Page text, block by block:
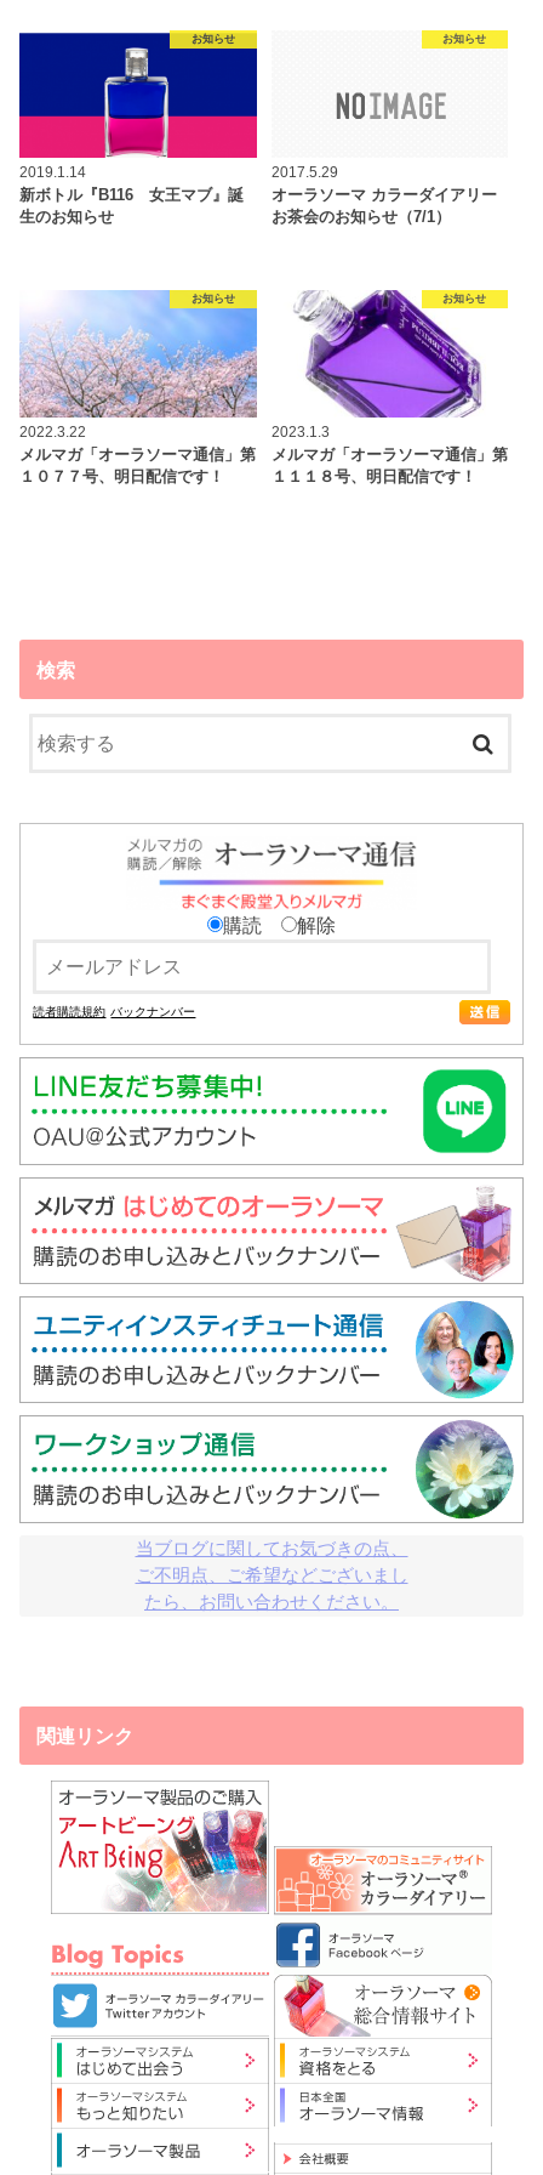
お知らせ
2019.1.14
新ボトル『B116 女王マブ』誕
生のお知らせ
お知らせ
2017.5.29
オーラソーマ カラーダイアリー
お茶会のお知らせ（7/1）
お知らせ
2022.3.22
メルマガ「オーラソーマ通信」第
１０７７号、明日配信です！
お知らせ
2023.1.3
メルマガ「オーラソーマ通信」第
１１１８号、明日配信です！
検索
購読 解除
読者購読規約 バックナンバー
当ブログに関してお気づきの点、
ご不明点、ご希望などございまし
たら、お問い合わせください。
関連リンク